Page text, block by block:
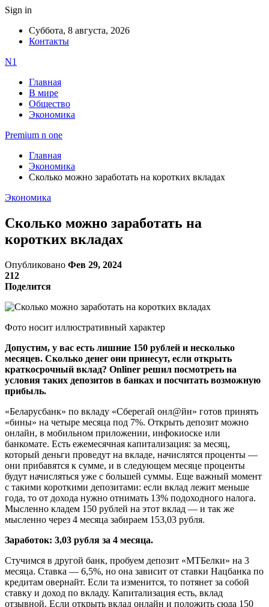
Sign in
Суббота, 8 августа, 2026
Контакты
N1
Главная
В мире
Общество
Экономика
Premium n one
Главная
Экономика
Сколько можно заработать на коротких вкладах
Экономика
Сколько можно заработать на
коротких вкладах
Опубликовано Фев 29, 2024
212
Поделится
Фото носит иллюстративный характер
Допустим, у вас есть лишние 150 рублей и несколько
месяцев. Сколько денег они принесут, если открыть
краткосрочный вклад? Onliner решил посмотреть на
условия таких депозитов в банках и посчитать возможную
прибыль.
«Беларусбанк» по вкладу «Сберегай онл@йн» готов принять
«бины» на четыре месяца под 7%. Открыть депозит можно
онлайн, в мобильном приложении, инфокиоске или
банкомате. Есть ежемесячная капитализация: за месяц,
который деньги проведут на вкладе, начислятся проценты —
они прибавятся к сумме, и в следующем месяце проценты
будут начисляться уже с большей суммы. Еще важный момент
с такими короткими депозитами: если вклад лежит меньше
года, то от дохода нужно отнимать 13% подоходного налога.
Мысленно кладем 150 рублей на этот вклад — и так же
мысленно через 4 месяца забираем 153,03 рубля.
Заработок: 3,03 рубля за 4 месяца.
Стучимся в другой банк, пробуем депозит «МТБелки» на 3
месяца. Ставка — 6,5%, но она зависит от ставки Нацбанка по
кредитам овернайт. Если та изменится, то потянет за собой
ставку и доход по вкладу. Капитализация есть, вклад
отзывной. Если открыть вклад онлайн и положить сюда 150